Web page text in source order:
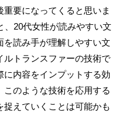
要になってくると思いま
、20代女性が読みやすい文
読み手が理解しやすい文
ルトランスファーの技術で
内容をインプットする効
のような技術を応用する
えていくことは可能かも